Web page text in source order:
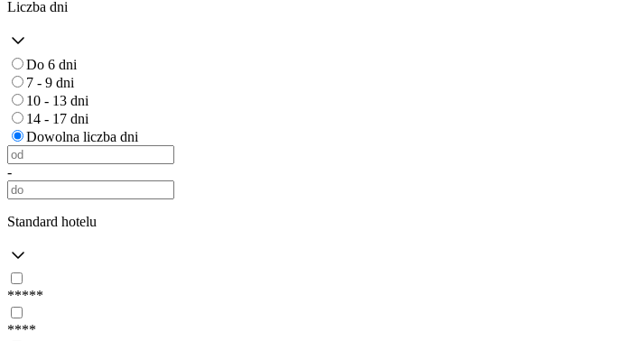
Liczba dni
Do 6 dni
7 - 9 dni
10 - 13 dni
14 - 17 dni
Dowolna liczba dni
-
Standard hotelu
*****
****